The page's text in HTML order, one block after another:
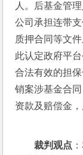
人。后基金管
公司承担连带
质押合同等文
此认定政府平
合法有效的担
销案涉基金合
资款及赔偿金
裁判观点